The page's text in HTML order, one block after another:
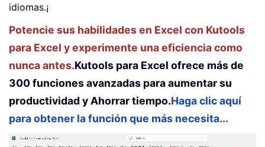
idiomas.¡
Potencie sus habilidades en Excel con Kutools
para Excel y experimente una eficiencia como
nunca antes.Kutools para Excel ofrece más de
300 funciones avanzadas para aumentar su
productividad y Ahorrar tiempo.Haga clic aquí
para obtener la función que más necesita...